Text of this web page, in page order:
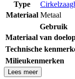
Type
Materiaal Metaal
Gebruik
Materiaal van
Technische
Milieukenmerken
Lees meer